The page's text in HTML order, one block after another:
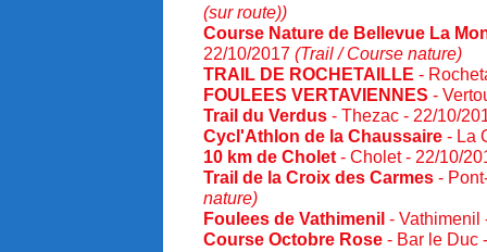
(sur route))
Course Nature de Bellevue La
22/10/2017 (Trail / Course nature)
TRAIL DE ROCHETAILLE -
FOULEES VERTAVIENNES -
Trail du Verdus - Thezac - 22/10/
Cycl'Athlon de la Chaussaire - La
10 km de Cholet - Cholet - 22/10/
Trail de la Croix des Carmes -
nature)
Foulees de Vathimenil -
Course Octobre Rose - Bar le Duc